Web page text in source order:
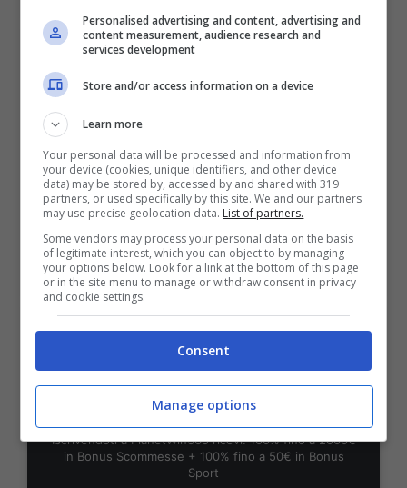
Bonus Benvenuto Sport: fino a 1.000€
50% sul deposito fino a 50€
1000€
Mostra Informazioni
PlanetWin365
Planetwin365: 2050€ per sport e scommesse
Iscrivendoti a PlanetWin365 ricevi: 100% fino a 2000€
in Bonus Scommesse + 100% fino a 50€ in Bonus
Sport
Personalised advertising and content, advertising and
content measurement, audience research and
services development
Store and/or access information on a device
Learn more
Your personal data will be processed and information from
your device (cookies, unique identifiers, and other device
data) may be stored by, accessed by and shared with 319
partners, or used specifically by this site. We and our partners
may use precise geolocation data. List of partners.
Some vendors may process your personal data on the basis
of legitimate interest, which you can object to by managing
your options below. Look for a link at the bottom of this page
or in the site menu to manage or withdraw consent in privacy
and cookie settings.
Consent
Manage options